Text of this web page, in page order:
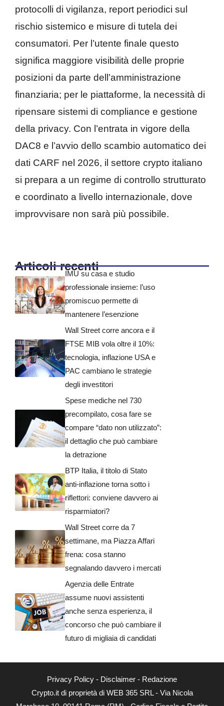
protocolli di vigilanza, report periodici sul
rischio sistemico e misure di tutela dei
consumatori. Per l’utente finale questo
significa maggiore visibilità delle proprie
posizioni da parte dell’amministrazione
finanziaria; per le piattaforme, la necessità di
ripensare sistemi di compliance e gestione
della privacy. Con l’entrata in vigore della
DAC8 e l’avvio dello scambio automatico dei
dati CARF nel 2026, il settore crypto italiano
si prepara a un regime di controllo strutturato
e coordinato a livello internazionale, dove
improvvisare non sarà più possibile.
Articoli recenti
IMU su casa e studio
professionale insieme: l’uso
promiscuo permette di
mantenere l’esenzione
Wall Street corre ancora e il
FTSE MIB vola oltre il 10%:
tecnologia, inflazione USA e
PAC cambiano le strategie
degli investitori
Spese mediche nel 730
precompilato, cosa fare se
compare “dato non utilizzato”:
il dettaglio che può cambiare
la detrazione
BTP Italia, il titolo di Stato
anti-inflazione torna sotto i
riflettori: conviene davvero ai
risparmiatori?
Wall Street corre da 7
settimane, ma Piazza Affari
frena: cosa stanno
segnalando davvero i mercati
Agenzia delle Entrate
assume nuovi assistenti
anche senza esperienza, il
concorso che può cambiare il
futuro di migliaia di candidati
Privacy Policy - Disclaimer - Redazione
Crypto.it di proprietà di WEB 365 SRL - Via Nicola